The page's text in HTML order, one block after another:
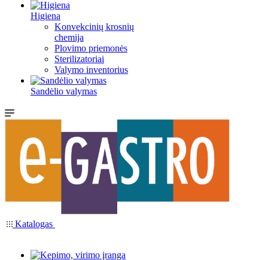
Higiena
Konvekcinių krosnių
chemija
Plovimo priemonės
Sterilizatoriai
Valymo inventorius
Sandėlio valymas
Katalogas